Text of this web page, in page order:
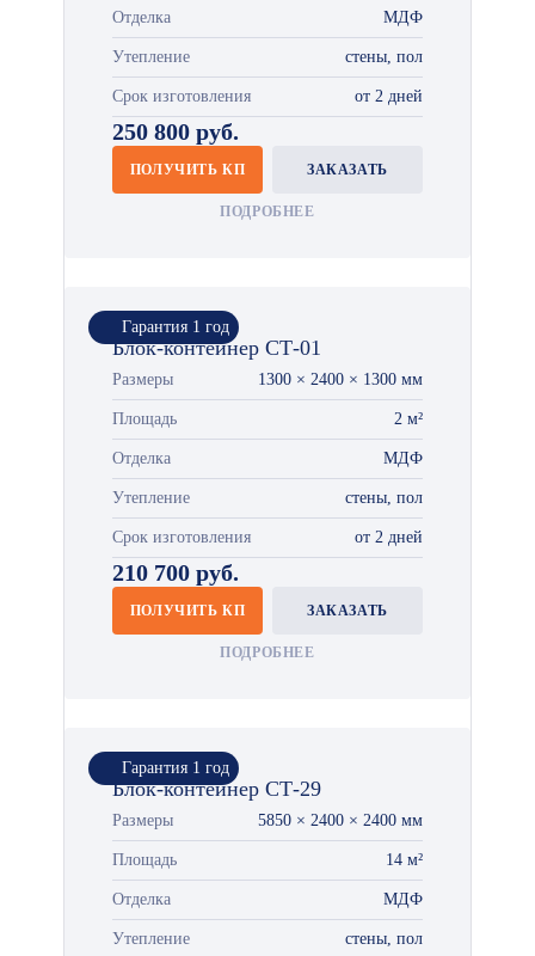
Отделка МДФ
Утепление стены, пол
Срок изготовления от 2 дней
250 800 руб.
ПОЛУЧИТЬ КП ЗАКАЗАТЬ
ПОДРОБНЕЕ
Гарантия 1 год
Блок-контейнер СТ-01
Размеры 1300 × 2400 × 1300 мм
Площадь 2 м²
Отделка МДФ
Утепление стены, пол
Срок изготовления от 2 дней
210 700 руб.
ПОЛУЧИТЬ КП ЗАКАЗАТЬ
ПОДРОБНЕЕ
Гарантия 1 год
Блок-контейнер СТ-29
Размеры 5850 × 2400 × 2400 мм
Площадь 14 м²
Отделка МДФ
Утепление стены, пол